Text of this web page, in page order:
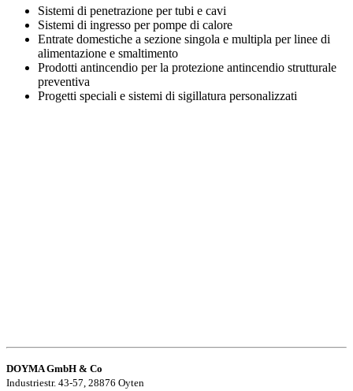
Sistemi di penetrazione per tubi e cavi
Sistemi di ingresso per pompe di calore
Entrate domestiche a sezione singola e multipla per linee di
alimentazione e smaltimento
Prodotti antincendio per la protezione antincendio strutturale
preventiva
Progetti speciali e sistemi di sigillatura personalizzati
DOYMA GmbH & Co
Industriestr. 43-57, 28876 Oyten